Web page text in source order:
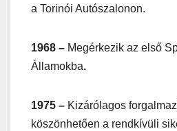
a Torinói Autószalonon.
1968 – Megérkezik az első
Államokba.
1975 – Kizárólagos
köszönhetően a rendkívüli